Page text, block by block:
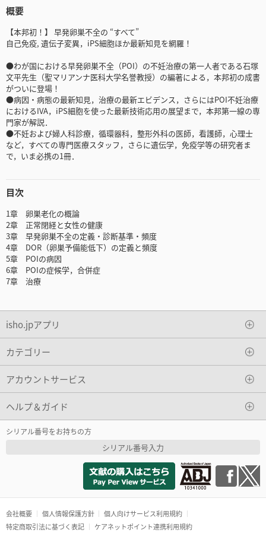
概要
【本邦初！】 早発卵巣不全の “すべて”
自己免疫, 遺伝子変異，iPS細胞ほか最新知見を網羅！
●わが国における早発卵巣不全（POI）の不妊治療の第一人者である石塚
文平先生（聖マリアンナ医科大学名誉教授）の編著による，本邦初の成書
がついに登場！
●病因・病態の最新知見，治療の最新エビデンス，さらにはPOI不妊治療
におけるIVA，iPS細胞を使った最新技術応用の展望まで，本邦第一線の専
門家が解説．
●不妊および婦人科診療，循環器科，整形外科の医師，看護師，心理士
など，すべての専門医療スタッフ，さらに遺伝学，免疫学等の研究者ま
で，いま必携の1冊．
目次
1章 卵巣老化の概論
2章 正常閉経と女性の健康
3章 早発卵巣不全の定義・診断基準・頻度
4章 DOR（卵巣予備能低下）の定義と頻度
5章 POIの病因
6章 POIの症候学，合併症
7章 治療
isho.jpアプリ
カテゴリー
アカウントサービス
ヘルプ＆ガイド
シリアル番号をお持ちの方
シリアル番号入力
会社概要 個人情報保護方針
個人向けサービス利用規約
特定商取引法に基づく表記
ケアネットポイント連携利用規約